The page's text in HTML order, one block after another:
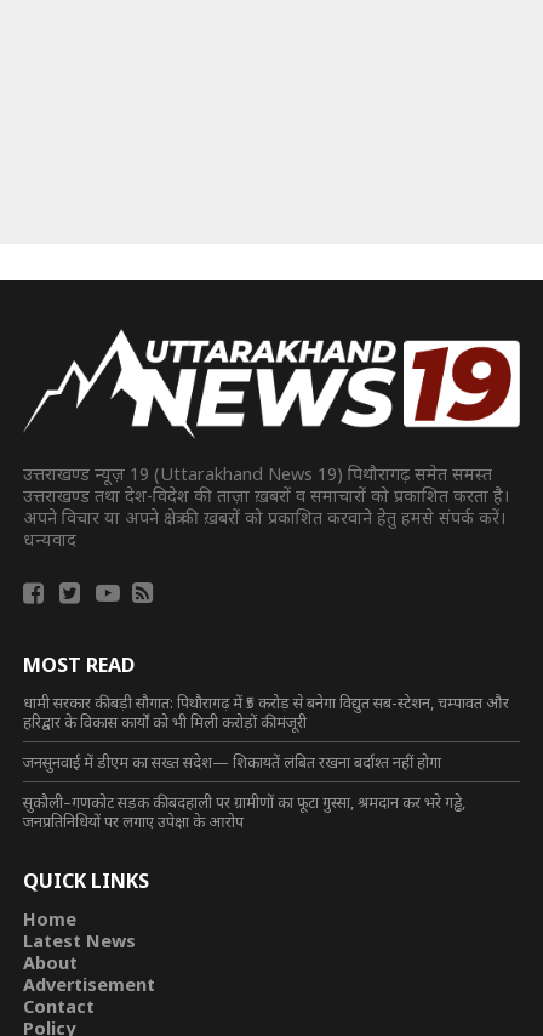
उत्तराखण्ड न्यूज़ 19 (Uttarakhand News 19) पिथौरागढ़ समेत समस्त
उत्तराखण्ड तथा देश-विदेश की ताज़ा ख़बरों व समाचारों को प्रकाशित करता है।
अपने विचार या अपने क्षेत्र की ख़बरों को प्रकाशित करवाने हेतु हमसे संपर्क करें।
धन्यवाद
MOST READ
धामी सरकार की बड़ी सौगात: पिथौरागढ़ में ₹5 करोड़ से बनेगा विद्युत सब-स्टेशन, चम्पावत और
हरिद्वार के विकास कार्यों को भी मिली करोड़ों की मंजूरी
जनसुनवाई में डीएम का सख्त संदेश— शिकायतें लंबित रखना बर्दाश्त नहीं होगा
सुकौली–गणकोट सड़क की बदहाली पर ग्रामीणों का फूटा गुस्सा, श्रमदान कर भरे गड्ढे,
जनप्रतिनिधियों पर लगाए उपेक्षा के आरोप
QUICK LINKS
Home
Latest News
About
Advertisement
Contact
Policy